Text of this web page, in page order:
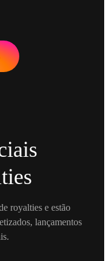
royalties e estão
lançamentos